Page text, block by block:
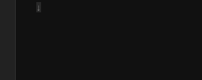
↓